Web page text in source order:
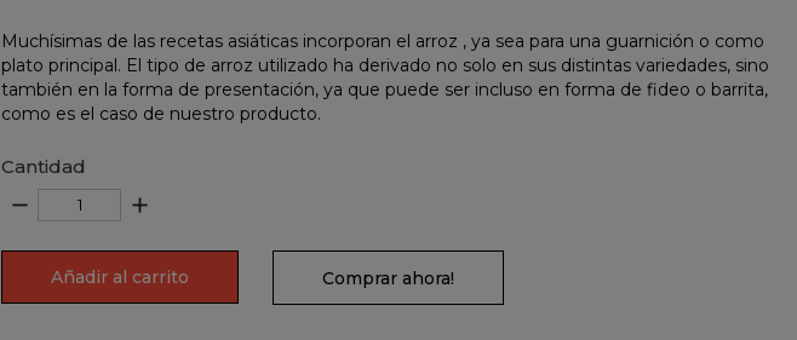
Muchísimas de las recetas asiáticas incorporan el arroz , ya sea para una guarnición o como
plato principal. El tipo de arroz utilizado ha derivado no solo en sus distintas variedades, sino
también en la forma de presentación, ya que puede ser incluso en forma de fideo o barrita,
como es el caso de nuestro producto.
Cantidad
remove add
Añadir al carrito Comprar ahora!